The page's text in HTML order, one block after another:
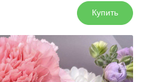
Купить